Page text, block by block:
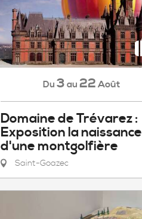
Du 3 au 22 Août
Domaine de Trévarez :
Exposition la naissance
d'une montgolfière
Saint-Goazec